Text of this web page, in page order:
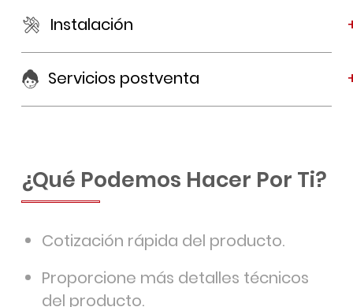
Instalación
Servicios postventa
¿Qué Podemos Hacer Por Ti?
Cotización rápida del producto.
Proporcione más detalles técnicos
del producto.